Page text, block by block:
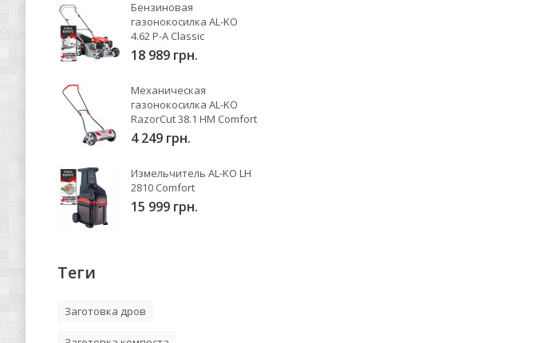
Бензиновая
газонокосилка AL-KO
4.62 P-A Classic
18 989 грн.
Механическая
газонокосилка AL-KO
RazorCut 38.1 HM Comfort
4 249 грн.
Измельчитель AL-KO LH
2810 Comfort
15 999 грн.
Теги
Заготовка дров